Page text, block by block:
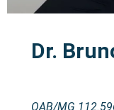
Dr.
OAB/MG